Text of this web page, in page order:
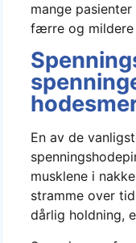
mange
færre og mildere
En av de
musklene i
stramme over
dårlig holdning,